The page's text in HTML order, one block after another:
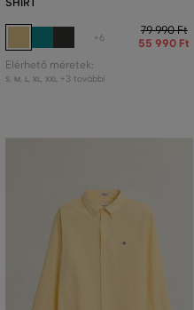
+6
79 990 Ft
55 990 Ft
Elérhető méretek:
S, M L XL XXL +3 további